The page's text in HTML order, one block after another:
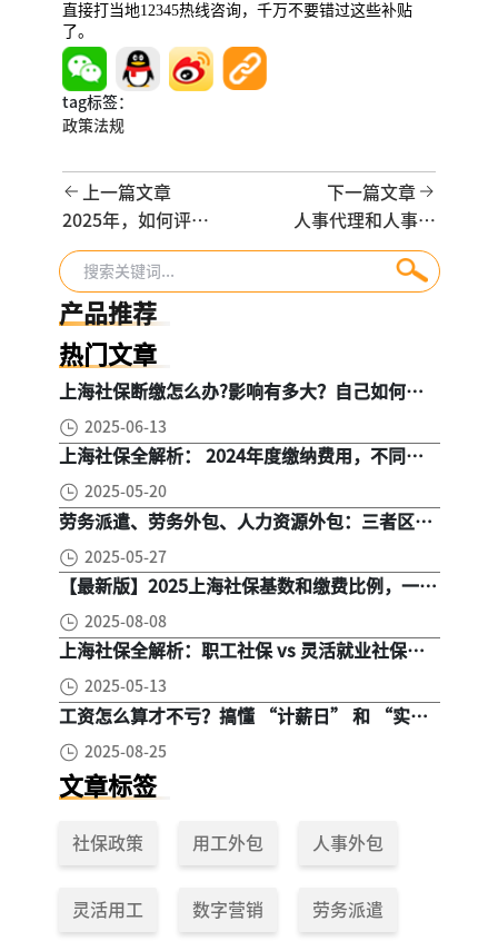
直接打当地12345热线咨询，千万不要错过这些补贴
了。
tag标签：
政策法规
上一篇文章
2025年，如何评估
一家人力资源服务
商的专业能力？
下一篇文章
人事代理和人事外
包，真的是一回事
吗？
产品推荐
热门文章
上海社保断缴怎么办?影响有多大？自己如何续
2025-06-13
上海社保全解析： 2024年度缴纳费用，不同人
2025-05-20
劳务派遣、劳务外包、人力资源外包：三者区
2025-05-27
【最新版】2025上海社保基数和缴费比例，一文
2025-08-08
上海社保全解析：职工社保 vs 灵活就业社保，
2025-05-13
工资怎么算才不亏？搞懂 “计薪日” 和 “实际
2025-08-25
文章标签
社保政策 用工外包 人事外包
灵活用工 数字营销 劳务派遣